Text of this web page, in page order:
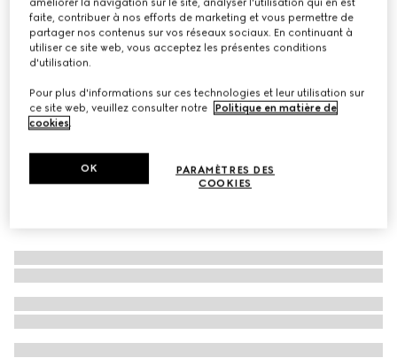
€ 320
DéclinaisonsDemetra marron
améliorer la navigation sur le site, analyser l'utilisation qui en est
faite, contribuer à nos efforts de marketing et vous permettre de
partager nos contenus sur vos réseaux sociaux. En continuant à
utiliser ce site web, vous acceptez les présentes conditions
d'utilisation.
Pour plus d'informations sur ces technologies et leur utilisation sur
ce site web, veuillez consulter notre
Politique en matière de
cookies.
PARAMÈTRES DES
COOKIES
OK